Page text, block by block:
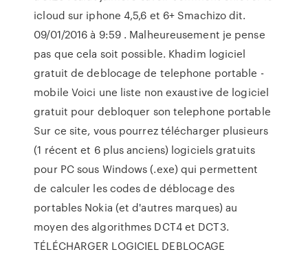
icloud sur iphone 4,5,6 et 6+ Smachizo dit.
09/01/2016 à 9:59 . Malheureusement je pense
pas que cela soit possible. Khadim logiciel
gratuit de deblocage de telephone portable -
mobile Voici une liste non exaustive de logiciel
gratuit pour debloquer son telephone portable
Sur ce site, vous pourrez télécharger plusieurs
(1 récent et 6 plus anciens) logiciels gratuits
pour PC sous Windows (.exe) qui permettent
de calculer les codes de déblocage des
portables Nokia (et d'autres marques) au
moyen des algorithmes DCT4 et DCT3.
TÉLÉCHARGER LOGICIEL DEBLOCAGE